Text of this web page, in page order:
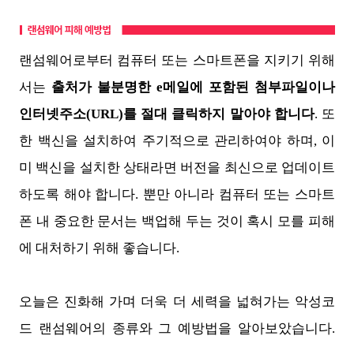
랜섬웨어로부터 컴퓨터 또는 스마트폰을 지키기 위해
서는 출처가 불분명한 e메일에 포함된 첨부파일이나
인터넷주소(URL)를 절대 클릭하지 말아야 합니다. 또
한 백신을 설치하여 주기적으로 관리하여야 하며, 이
미 백신을 설치한 상태라면 버전을 최신으로 업데이트
하도록 해야 합니다. 뿐만 아니라 컴퓨터 또는 스마트
폰 내 중요한 문서는 백업해 두는 것이 혹시 모를 피해
에 대처하기 위해 좋습니다.
오늘은 진화해 가며 더욱 더 세력을 넓혀가는 악성코
드 랜섬웨어의 종류와 그 예방법을 알아보았습니다.